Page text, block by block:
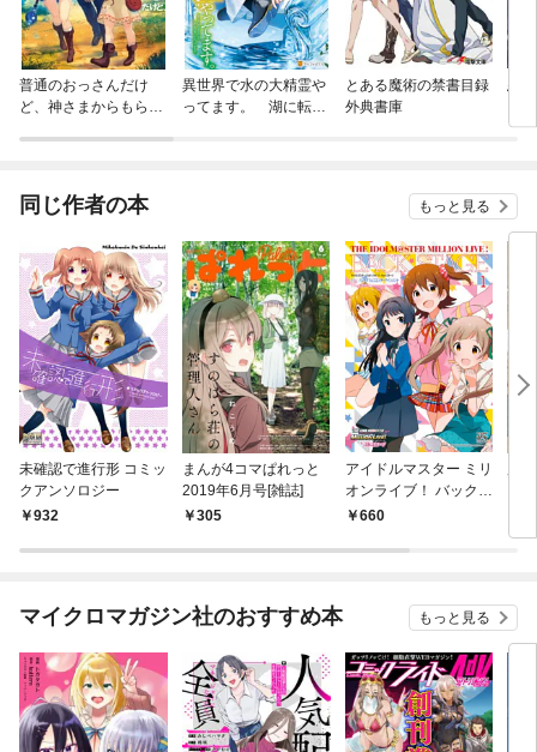
普通のおっさんだけ
ど、神さまからもらっ
異世界で水の大精霊や
ってます。 湖に転移
とある魔術の禁書目録
外典書庫
悪
同じ作者の本 もっと見る
未確認で進行形 コミッ
クアンソロジー
932
まんが4コマぱれっと
2019年6月号[雑誌]
305
アイドルマスター ミリ
オンライブ！ バックス
テージ: 1
660
マイクロマガジン社のおすすめ本 もっと見る